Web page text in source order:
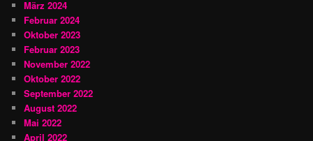
März 2024
Februar 2024
Oktober 2023
Februar 2023
November 2022
Oktober 2022
September 2022
August 2022
Mai 2022
April 2022